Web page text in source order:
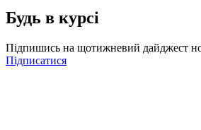
Будь в курсі
Підпишись на щотижневий дайджест
Підписатися